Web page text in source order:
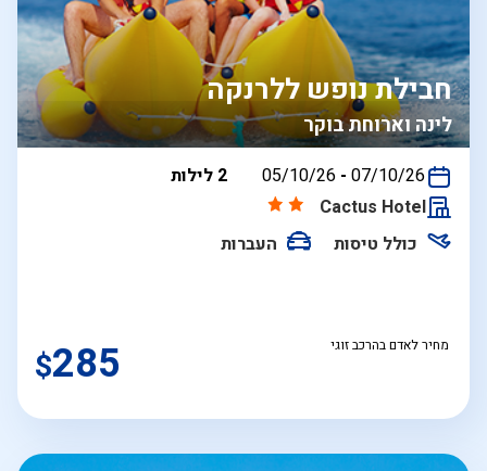
לינה וארוחת בוקר
חבילת נופש ללרנקה
בין
05/10/26 - 07/10/26
2 לילות
Cactus Hotel
כולל טיסות
העברות
מחיר לאדם בהרכב זוגי $285